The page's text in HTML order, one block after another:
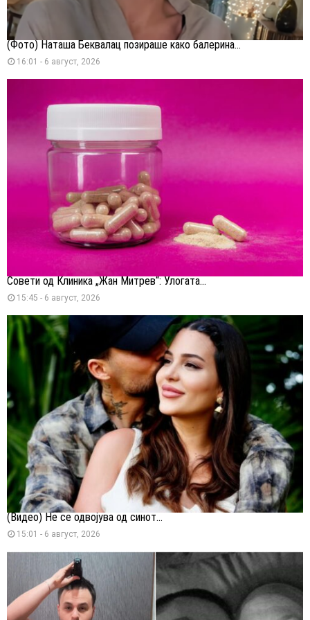
(Фото) Наташа Беквалац позираше како балерина...
16:01 - 6 август, 2026
Совети од Клиника „Жан Митрев“: Улогата...
15:45 - 6 август, 2026
(Видео) Не се одвојува од синот...
15:01 - 6 август, 2026